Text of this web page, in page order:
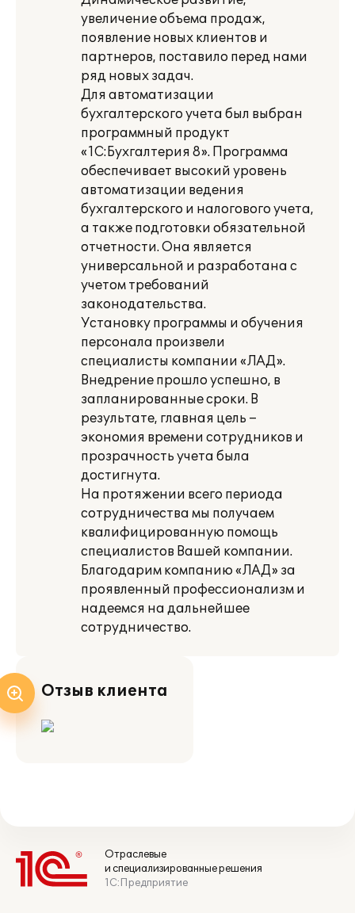
увеличение объема продаж,
появление новых клиентов и
партнеров, поставило перед нами
ряд новых задач.
Для автоматизации
бухгалтерского учета был выбран
программный продукт
«1С:Бухгалтерия 8». Программа
обеспечивает высокий уровень
автоматизации ведения
бухгалтерского и налогового учета,
а также подготовки обязательной
отчетности. Она является
универсальной и разработана с
учетом требований
законодательства.
Установку программы и обучения
персонала произвели
специалисты компании «ЛАД».
Внедрение прошло успешно, в
запланированные сроки. В
результате, главная цель –
экономия времени сотрудников и
прозрачность учета была
достигнута.
На протяжении всего периода
сотрудничества мы получаем
квалифицированную помощь
специалистов Вашей компании.
Благодарим компанию «ЛАД» за
проявленный профессионализм и
надеемся на дальнейшее
сотрудничество.
Отзыв клиента
Отраслевые
и специализированные решения
1С:Предприятие